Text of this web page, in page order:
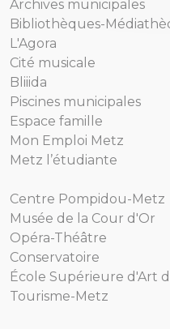
Archives municipales
Bibliothèques-
L'Agora
Cité musicale
Bliiida
Piscines municipales
Espace famille
Mon Emploi Metz
Metz l’étudiante
Centre Pompidou-Metz
Musée de la Cour d'Or
Opéra-Théâtre
Conservatoire
École Supérieure d'Art
Tourisme-Metz